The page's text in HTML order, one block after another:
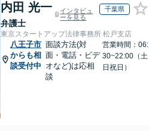
内田 光一
弁護士
インタビュ
ーを見る
千葉県
東京スタートアップ法律事務所 松戸支店
八王子市
からも相
談受付中
面談方法(対
面・電話・ビデ
オなど)は応相
談
営業時間：06:
30~22:00（土
日祝日）